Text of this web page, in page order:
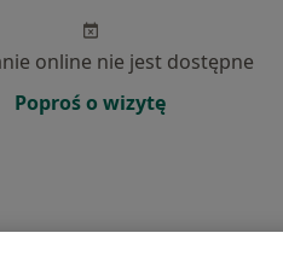
online nie jest dostępne
Poproś o wizytę